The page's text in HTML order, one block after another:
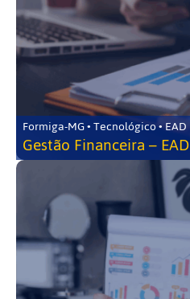
Formiga-MG • Tecnológico • EAD
Gestão Financeira – EAD